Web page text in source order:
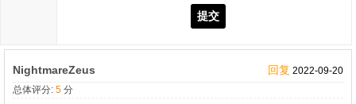
提交
NightmareZeus 回复 2022-09-20
总体评分: 5 分